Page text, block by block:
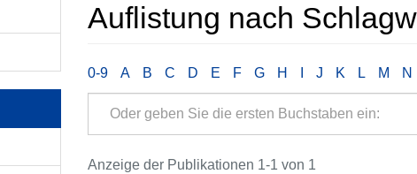
Auflistung nach
0-9 A B C D E F G H J K L M N
Anzeige der Publikationen 1-1 von 1